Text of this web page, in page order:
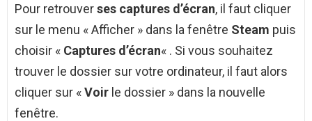
Pour retrouverses captures d’écran, il faut cliquer
sur le menu « Afficher » dans la fenêtre Steam puis
choisir « Captures d’écran« . Si vous souhaitez
trouver le dossier sur votre ordinateur, il faut alors
cliquer sur «Voir le dossier » dans la nouvelle
fenêtre.